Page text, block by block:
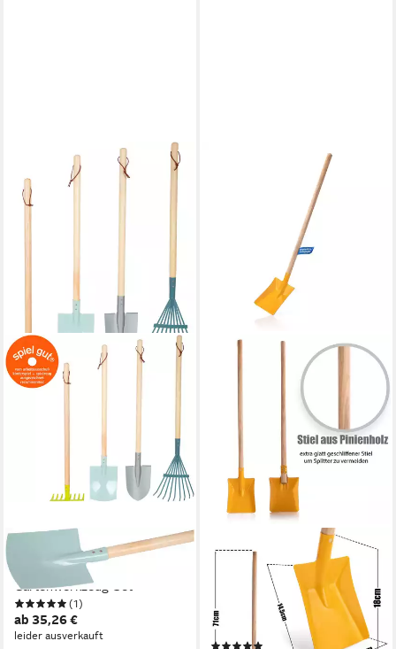
SMALL FOOT
Kinder-Gartenset
Gartenwerkzeug-Set
(1)
ab 35,26 €
leider ausverkauft
BIGDEAN
Kinder-Werkzeug-Set Kinder
Schaufel Gartenschaufel
kindgerechte Gartengeräte,
(Packung, 1-tlg.,